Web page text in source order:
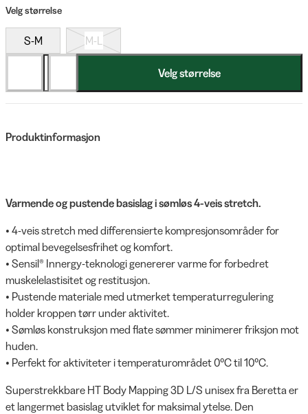
Velg størrelse
S-M M-L
Velg størrelse
Produktinformasjon
Varmende og pustende basislag i sømløs 4-veis stretch.
• 4-veis stretch med differensierte kompresjonsområder for
optimal bevegelsesfrihet og komfort.
• Sensil® Innergy-teknologi genererer varme for forbedret
muskelelastisitet og restitusjon.
• Pustende materiale med utmerket temperaturregulering
holder kroppen tørr under aktivitet.
• Sømløs konstruksjon med flate sømmer minimerer friksjon mot
huden.
• Perfekt for aktiviteter i temperaturområdet 0°C til 10°C.
Superstrekkbare HT Body Mapping 3D L/S unisex fra Beretta er
et langermet basislag utviklet for maksimal ytelse. Den